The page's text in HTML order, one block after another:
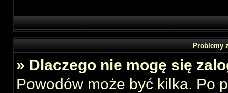
Problemy
» Dlaczego nie mogę się
Powodów może być kilka. Po